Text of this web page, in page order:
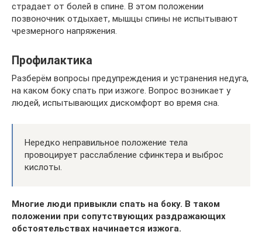
страдает от болей в спине. В этом положении
позвоночник отдыхает, мышцы спины не испытывают
чрезмерного напряжения.
Профилактика
Разберём вопросы предупреждения и устранения недуга,
на каком боку спать при изжоге. Вопрос возникает у
людей, испытывающих дискомфорт во время сна.
Нередко неправильное положение тела
провоцирует расслабление сфинктера и выброс
кислоты.
Многие люди привыкли спать на боку. В таком
положении при сопутствующих раздражающих
обстоятельствах начинается изжога.